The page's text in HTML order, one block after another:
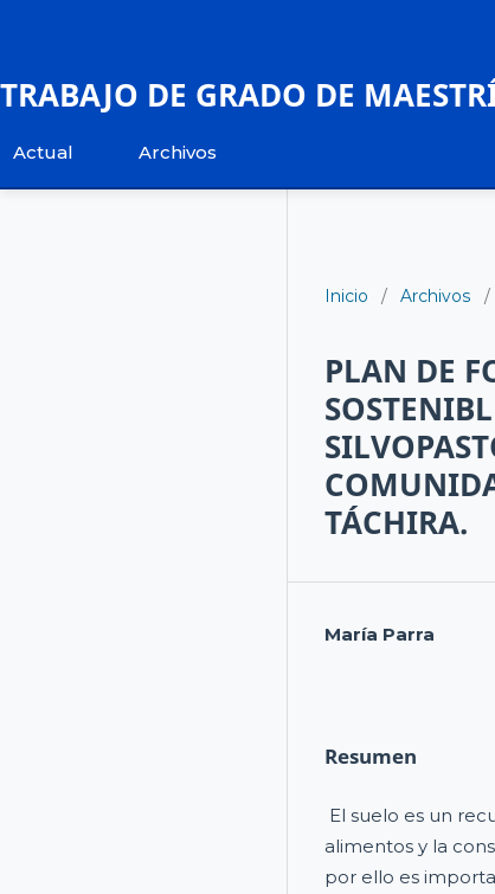
TRABAJO DE GRADO DE
Actual Archivos
Inicio / Archivos /
PLAN DE
TÁCHIRA.
María Parra
Resumen
El suelo es un
alimentos y la
por ello es